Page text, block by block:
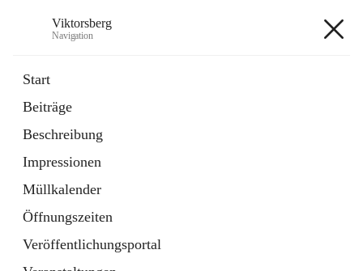
Viktorsberg
Navigation
Start
Beiträge
Beschreibung
Impressionen
Müllkalender
Öffnungszeiten
Veröffentlichungsportal
1 Schnellzugriff
Bürgerservice
10 Schnellzugriffe